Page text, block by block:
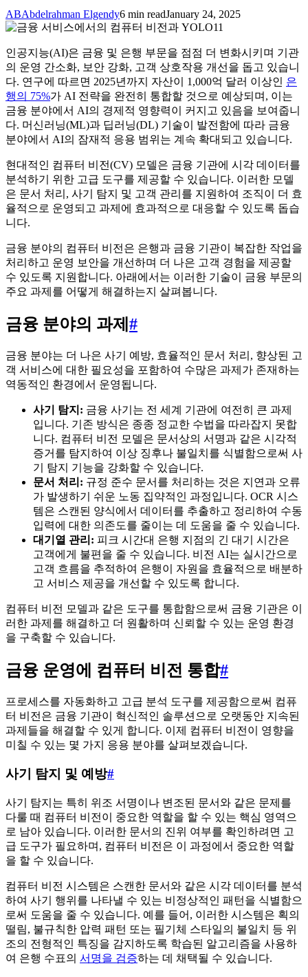
ABAbdelrahman Elgendy6 min readJanuary 24, 2025
인공지능(AI)은 금융 및 은행 부문을 점점 더 변화시키며 기관
의 운영 간소화, 보안 강화, 고객 상호작용 개선을 돕고 있습니
다. 연구에 따르면 2025년까지 자산이 1,000억 달러 이상인 은
행의 75%가 AI 전략을 완전히 통합할 것으로 예상되며, 이는
금융 분야에서 AI의 경제적 영향력이 커지고 있음을 보여줍니
다. 머신러닝(ML)과 딥러닝(DL) 기술이 발전함에 따라 금융
분야에서 AI의 잠재적 응용 범위는 계속 확대되고 있습니다.
현대적인 컴퓨터 비전(CV) 모델은 금융 기관에 시각 데이터를
분석하기 위한 고급 도구를 제공할 수 있습니다. 이러한 모델
은 문서 처리, 사기 탐지 및 고객 관리를 지원하여 조직이 더 효
율적으로 운영되고 과제에 효과적으로 대응할 수 있도록 돕습
니다.
금융 분야의 컴퓨터 비전은 은행과 금융 기관이 복잡한 작업을
처리하고 운영 보안을 개선하며 더 나은 고객 경험을 제공할
수 있도록 지원합니다. 아래에서는 이러한 기술이 금융 부문의
주요 과제를 어떻게 해결하는지 살펴봅니다.
금융 분야의 과제 #
금융 분야는 더 나은 사기 예방, 효율적인 문서 처리, 향상된 고
객 서비스에 대한 필요성을 포함하여 수많은 과제가 존재하는
역동적인 환경에서 운영됩니다.
사기 탐지: 금융 사기는 전 세계 기관에 여전히 큰 과제
입니다. 기존 방식은 종종 정교한 수법을 따라잡지 못합
니다. 컴퓨터 비전 모델은 문서상의 서명과 같은 시각적
증거를 탐지하여 이상 징후나 불일치를 식별함으로써 사
기 탐지 기능을 강화할 수 있습니다.
문서 처리: 규정 준수 문서를 처리하는 것은 지연과 오류
가 발생하기 쉬운 노동 집약적인 과정입니다. OCR 시스
템은 스캔된 양식에서 데이터를 추출하고 정리하여 수동
입력에 대한 의존도를 줄이는 데 도움을 줄 수 있습니다.
대기열 관리: 피크 시간대 은행 지점의 긴 대기 시간은
고객에게 불편을 줄 수 있습니다. 비전 AI는 실시간으로
고객 흐름을 추적하여 은행이 자원을 효율적으로 배분하
고 서비스 제공을 개선할 수 있도록 합니다.
컴퓨터 비전 모델과 같은 도구를 통합함으로써 금융 기관은 이
러한 과제를 해결하고 더 원활하며 신뢰할 수 있는 운영 환경
을 구축할 수 있습니다.
금융 운영에 컴퓨터 비전 통합#
프로세스를 자동화하고 고급 분석 도구를 제공함으로써 컴퓨
터 비전은 금융 기관이 혁신적인 솔루션으로 오랫동안 지속된
과제들을 해결할 수 있게 합니다. 이제 컴퓨터 비전이 영향을
미칠 수 있는 몇 가지 응용 분야를 살펴보겠습니다.
사기 탐지 및 예방#
사기 탐지는 특히 위조 서명이나 변조된 문서와 같은 문제를
다룰 때 컴퓨터 비전이 중요한 역할을 할 수 있는 핵심 영역으
로 남아 있습니다. 이러한 문서의 진위 여부를 확인하려면 고
급 도구가 필요하며, 컴퓨터 비전은 이 과정에서 중요한 역할
을 할 수 있습니다.
컴퓨터 비전 시스템은 스캔한 문서와 같은 시각 데이터를 분석
하여 사기 행위를 나타낼 수 있는 비정상적인 패턴을 식별함으
로써 도움을 줄 수 있습니다. 예를 들어, 이러한 시스템은 획의
떨림, 불규칙한 압력 패턴 또는 필기체 스타일의 불일치 등 위
조의 전형적인 특징을 감지하도록 학습된 알고리즘을 사용하
여 은행 수표의 서명을 검증하는 데 채택될 수 있습니다.